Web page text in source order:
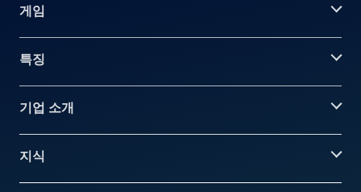
게임
특징
기업 소개
지식